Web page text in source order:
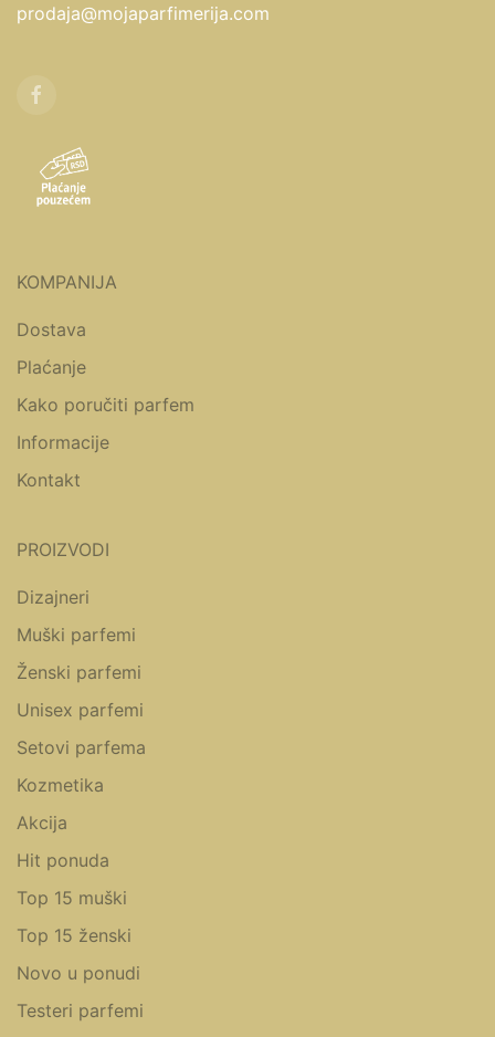
prodaja@mojaparfimerija.com
KOMPANIJA
Dostava
Plaćanje
Kako poručiti parfem
Informacije
Kontakt
PROIZVODI
Dizajneri
Muški parfemi
Ženski parfemi
Unisex parfemi
Setovi parfema
Kozmetika
Akcija
Hit ponuda
Top 15 muški
Top 15 ženski
Novo u ponudi
Testeri parfemi